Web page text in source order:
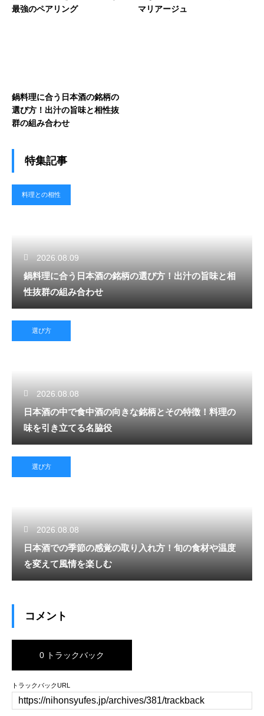
最強のペアリング
マリアージュ
鍋料理に合う日本酒の銘柄の
選び方！出汁の旨味と相性抜
群の組み合わせ
特集記事
料理との相性
2026.08.09
鍋料理に合う日本酒の銘柄の選び方！出汁の旨味と相
性抜群の組み合わせ
選び方
2026.08.08
日本酒の中で食中酒の向きな銘柄とその特徴！料理の
味を引き立てる名脇役
選び方
2026.08.08
日本酒での季節の感覚の取り入れ方！旬の食材や温度
を変えて風情を楽しむ
コメント
0 トラックバック
トラックバックURL